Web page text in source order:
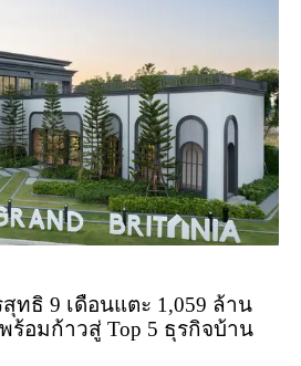
ทธิ 9 เดือนแตะ 1,059 ล้าน
ร้อมก้าวสู่ Top 5 ธุรกิจบ้าน